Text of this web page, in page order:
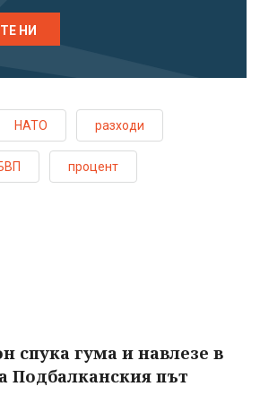
НИ
НАТО разходи
процент
спука гума и навлезе в
Подбалканския път